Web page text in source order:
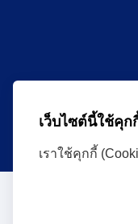
เว็บไซต์นี้ใช้คุก
เราใช้คุกกี้